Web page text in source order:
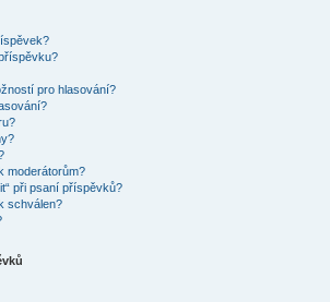
pro hlasování?
moderátorům?
při psaní příspěvků?
schválen?